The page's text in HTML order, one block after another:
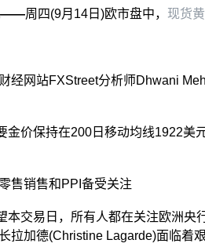
——周四(9月14日)欧市盘中， 现货
经网站FXStreet分析师Dhwani
金价保持在200日移动均线1922美
售销售和PPI备受关注
本交易日，所有人都在关注欧洲央
拉加德(Christine Lagarde)面临着